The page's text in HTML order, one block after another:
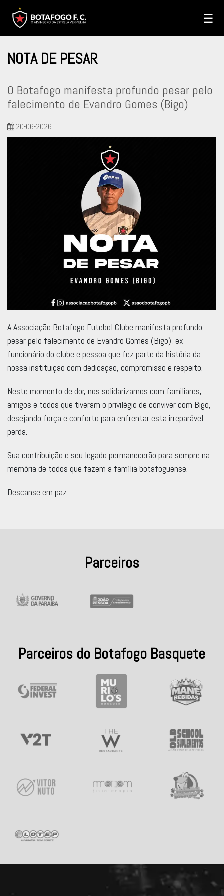
☰
NOTA DE PESAR
O Botafogo manifesta profundo pesar pelo
falecimento de Evandro Gomes (Bigo)
20-06-2026
A Associação Botafogo Futebol Clube manifesta profundo
pesar pelo falecimento de Evandro Gomes (Bigo), ex-
funcionário do clube e pessoa que fez parte da história da
nossa instituição com dedicação, compromisso e respeito.
Neste momento de dor, nos solidarizamos com familiares,
amigos e todos que tiveram o privilégio de conviver com Bigo,
desejando força e conforto para enfrentar esta irreparável
perda.
Sua contribuição e seu legado permanecerão para sempre na
memória de todos que fazem a família botafoguense.
Descanse em paz.
Parceiros
Parceiros do Botafogo Basquete